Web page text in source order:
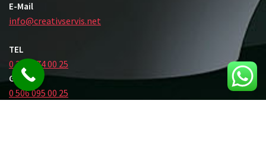
E-Mail
info@creativservis.net
TEL
0 212 474 00 25
GSM
0 506 095 00 25